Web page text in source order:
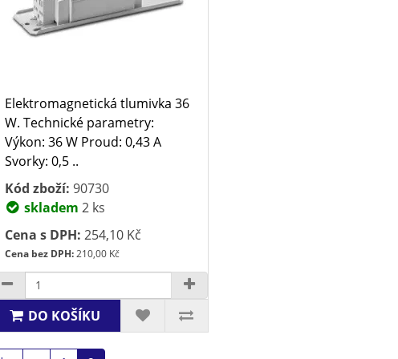
Elektromagnetická tlumivka 36
W. Technické parametry:
Výkon: 36 W Proud: 0,43 A
Svorky: 0,5 ..
Kód zboží: 90730
skladem 2 ks
Cena s DPH: 254,10 Kč
Cena bez DPH:210,00 Kč
DO KOŠÍKU